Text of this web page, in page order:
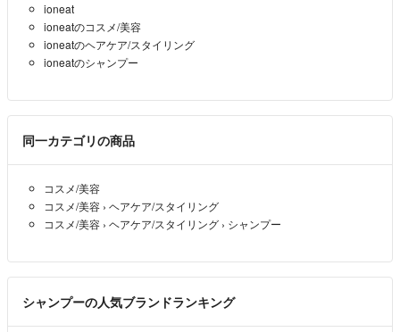
ioneat
ioneatのコスメ/美容
ioneatのヘアケア/スタイリング
ioneatのシャンプー
同一カテゴリの商品
コスメ/美容
コスメ/美容 › ヘアケア/スタイリング
コスメ/美容 › ヘアケア/スタイリング › シャンプー
シャンプーの人気ブランドランキング